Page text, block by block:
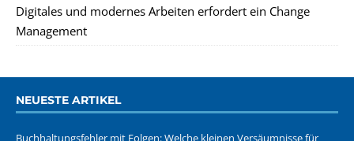
Digitales und modernes Arbeiten erfordert ein Change
Management
NEUESTE ARTIKEL
Buchhaltungsfehler mit Folgen: Welche kleinen Versäumnisse für